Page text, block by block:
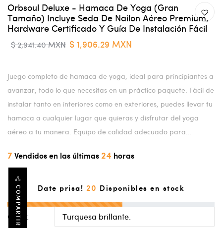
COMPARTIR
Orbsoul Deluxe - Hamaca De Yoga (gran
Tamaño) Incluye Seda De Nailon Aéreo Premium,
Hardware Certificado Y Guía De Instalación Fácil
$ 2,941.40 MXN $ 1,906.29 MXN
Juego completo de hamaca de yoga, ideal para principiantes a
avanzar, todo lo que necesitas en un práctico paquete. Fácil de
instalar tanto en interiores como en exteriores, puedes llevar tu
hamaca a cualquier lugar que quieras y disfrutar del yoga
aéreo a tu manera. Equipo de calidad adecuado para...
7Vendidos en las últimas 24 horas
Date prisa! 20 Disponibles en stock
Color: